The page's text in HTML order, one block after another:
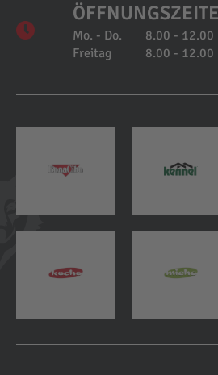
Mo. - Do. 8.00 - 12.00
Freitag
8.00 - 12.00